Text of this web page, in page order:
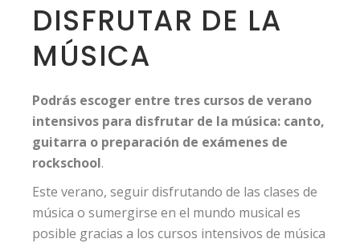
DISFRUTAR DE LA
MÚSICA
Podrás escoger entre tres cursos de verano
intensivos para disfrutar de la música: canto,
guitarra o preparación de exámenes de
rockschool.
Este verano, seguir disfrutando de las clases de
música o sumergirse en el mundo musical es
posible gracias a los cursos intensivos de música